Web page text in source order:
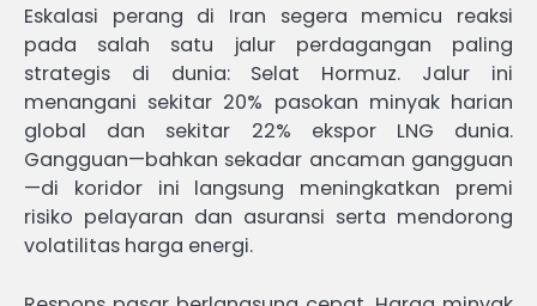
Eskalasi perang di Iran segera memicu reaksi
pada salah satu jalur perdagangan paling
strategis di dunia: Selat Hormuz. Jalur ini
menangani sekitar 20% pasokan minyak harian
global dan sekitar 22% ekspor LNG dunia.
Gangguan—bahkan sekadar ancaman gangguan
—di koridor ini langsung meningkatkan premi
risiko pelayaran dan asuransi serta mendorong
volatilitas harga energi.